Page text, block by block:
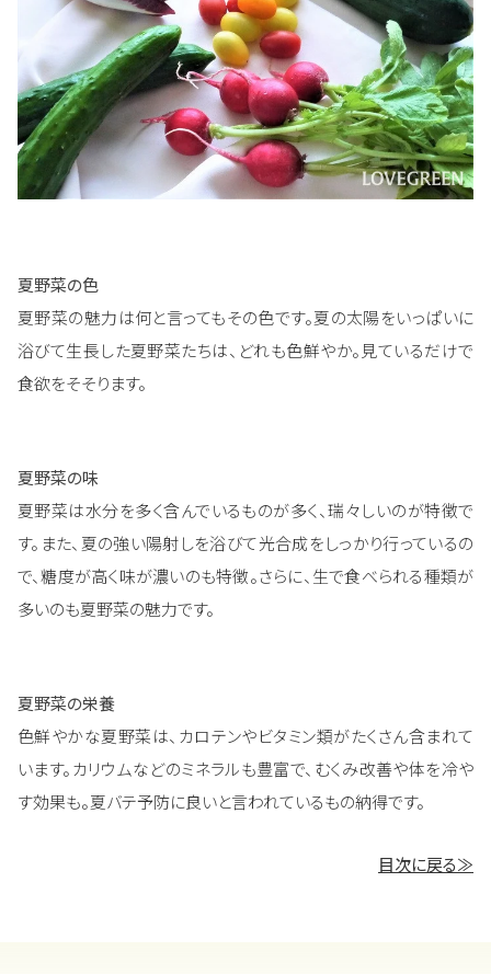
夏野菜の色
夏野菜の魅力は何と言ってもその色です。夏の太陽をいっぱいに
浴びて生長した夏野菜たちは、どれも色鮮やか。見ているだけで
食欲をそそります。
夏野菜の味
夏野菜は水分を多く含んでいるものが多く、瑞々しいのが特徴で
す。また、夏の強い陽射しを浴びて光合成をしっかり行っているの
で、糖度が高く味が濃いのも特徴。さらに、生で食べられる種類が
多いのも夏野菜の魅力です。
夏野菜の栄養
色鮮やかな夏野菜は、カロテンやビタミン類がたくさん含まれて
います。カリウムなどのミネラルも豊富で、むくみ改善や体を冷や
す効果も。夏バテ予防に良いと言われているもの納得です。
目次に戻る≫